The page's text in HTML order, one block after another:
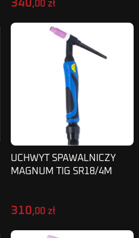
340,00 zł
UCHWYT SPAWALNICZY
MAGNUM TIG SR18/4M
310,00 zł